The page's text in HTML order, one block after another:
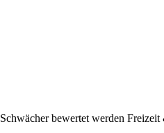
bewertet werden